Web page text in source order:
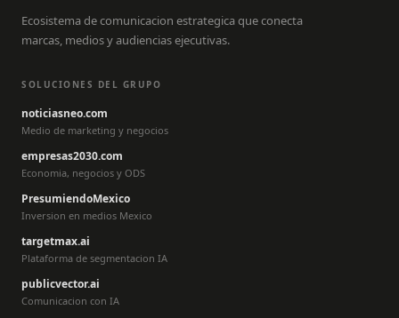
Ecosistema de comunicacion estrategica que conecta
marcas, medios y audiencias ejecutivas.
SOLUCIONES DEL GRUPO
noticiasneo.com
Medio de marketing y negocios
empresas2030.com
Economia, negocios y ODS
PresumiendoMexico
Inversion en medios Mexico
targetmax.ai
Plataforma de segmentacion IA
publicvector.ai
Comunicacion con IA